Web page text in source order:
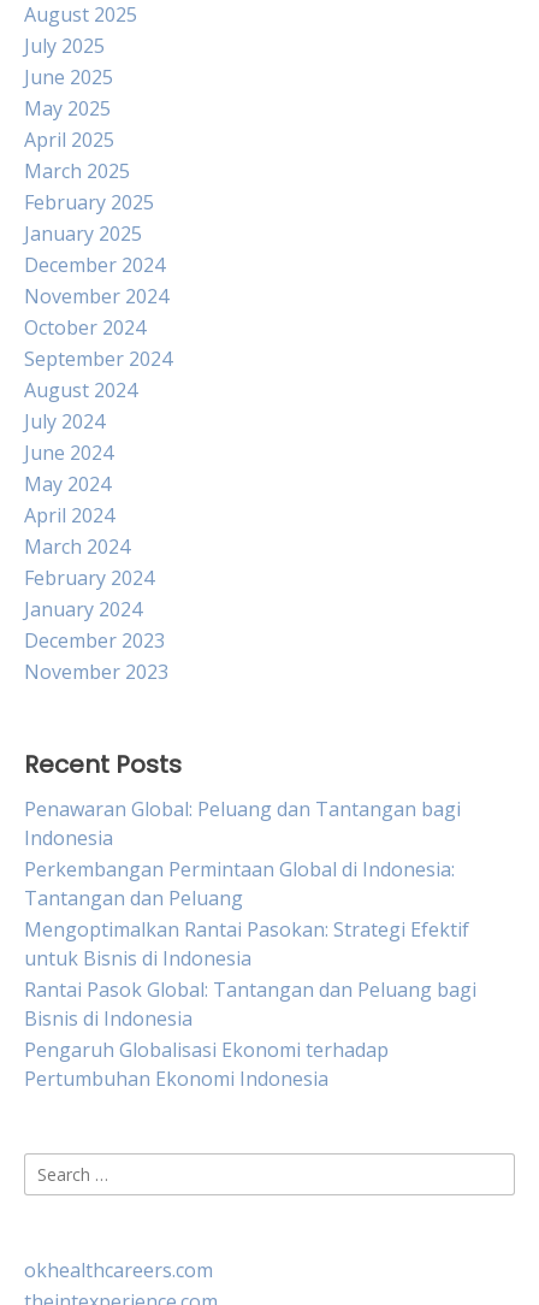
August 2025
July 2025
June 2025
May 2025
April 2025
March 2025
February 2025
January 2025
December 2024
November 2024
October 2024
September 2024
August 2024
July 2024
June 2024
May 2024
April 2024
March 2024
February 2024
January 2024
December 2023
November 2023
Recent Posts
Penawaran Global: Peluang dan Tantangan bagi
Indonesia
Perkembangan Permintaan Global di Indonesia:
Tantangan dan Peluang
Mengoptimalkan Rantai Pasokan: Strategi Efektif
untuk Bisnis di Indonesia
Rantai Pasok Global: Tantangan dan Peluang bagi
Bisnis di Indonesia
Pengaruh Globalisasi Ekonomi terhadap
Pertumbuhan Ekonomi Indonesia
Search
for:
okhealthcareers.com